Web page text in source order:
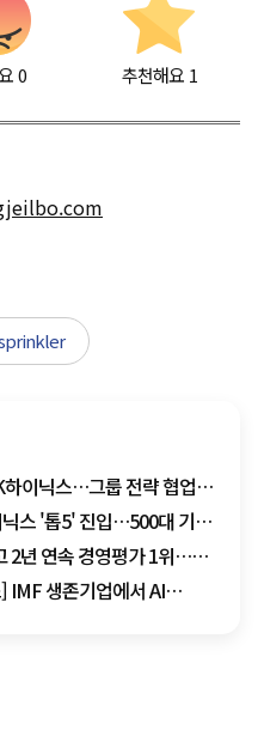
0 추천해요 1
이닉스…그룹 전략 협업
스 '톱5' 진입…500대 기업
2년 연속 경영평가 1위…
IMF 생존기업에서 AI